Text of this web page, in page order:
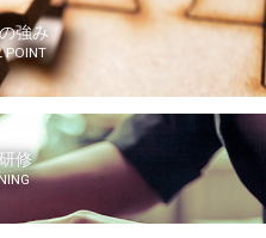
強み
POINT
修